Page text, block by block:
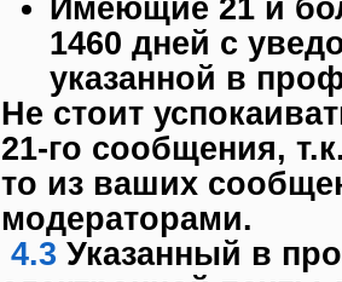
Имеющие 21 и
1460 дней с
указанной в
Не стоит
21-го сообщения,
то из ваших
модераторами.
4.3 Указанный в